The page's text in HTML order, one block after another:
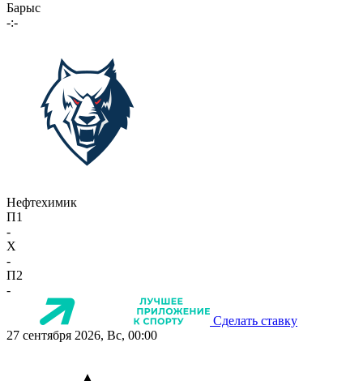
Барыс
-:-
Нефтехимик
П1
-
X
-
П2
-
Сделать ставку
27 сентября 2026, Вс, 00:00